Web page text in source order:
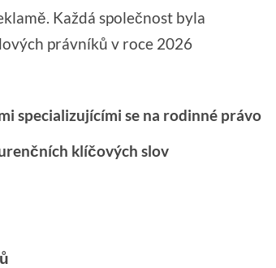
Každá společnost byla
právníků v roce 2026
specializujícími se na rodinné právo
klíčových slov